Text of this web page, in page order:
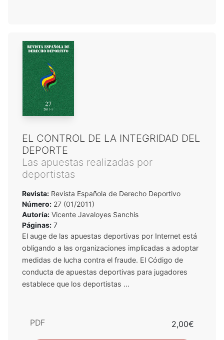
EL CONTROL DE LA INTEGRIDAD DEL
DEPORTE
Las apuestas realizadas por
deportistas
Revista: Revista Española de Derecho Deportivo
Número: 27 (01/2011)
Autoría: Vicente Javaloyes Sanchis
Páginas: 7
El auge de las apuestas deportivas por Internet está
obligando a las organizaciones implicadas a adoptar
medidas de lucha contra el fraude. El Código de
conducta de apuestas deportivas para jugadores
establece que los deportistas ...
PDF 2,00€